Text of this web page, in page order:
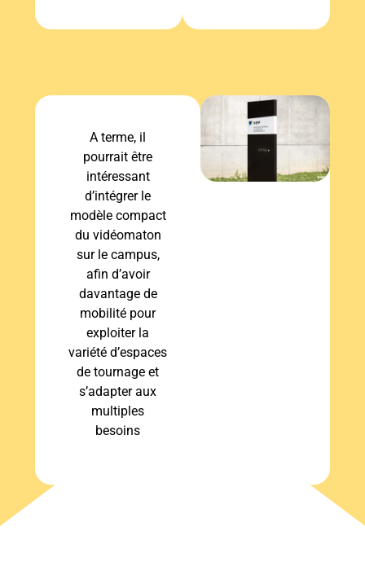
A terme, il
pourrait être
intéressant
d’intégrer le
modèle compact
du vidéomaton
sur le campus,
afin d’avoir
davantage de
mobilité pour
exploiter la
variété d’espaces
de tournage et
s’adapter aux
multiples
besoins